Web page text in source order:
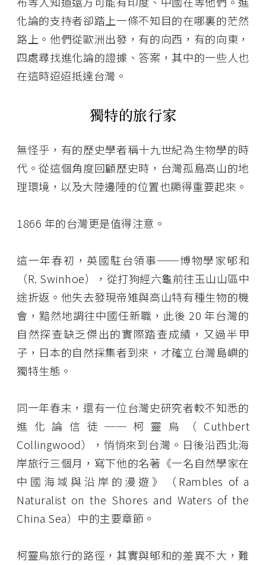
化論的支持者卻踏上一條不知目的在哪裏的茫然
路上。他們從歐洲出發，有的向西，有的向東，
四處尋找進化論的證據、答案，其中的一些人也
在這時迢迢抵達台灣。
獨特的旅行家
無怪乎，有的歷史學者稱十九世紀為生物學的時
代。從這個角度回顧歷史時，台灣孤島高山的地
理環境，以及大陸邊陲的位置也顯得重要起來。
1866 年的台灣更是值得注意。
這一年春初，英國駐台領事──博物學家郇和
（R. Swinhoe），從打狗經六龜前往玉山山區中
途折返。他失去發現帝雉與高山特有種生物的機
會，黯然地調往中國任新職，此後 20 年台灣的
自然探查缺乏傑出的實際踏查成績，又過半甲
子，日本的自然採集者到來，才確立台灣島嶼的
獨特生態。
同一年春末，還有一位台灣史研究者較不知悉的
進化論信徒──柯靈烏（Cuthbert
Collingwood），悄悄來到台灣。日後沿西北海
岸旅行三個月，寫下他的名著《一名自然學家在
中國海域與沿岸的漫遊》（Rambles of a
Naturalist on the Shores and Waters of the
China Sea）中的主要章節。
柯靈烏旅行的路徑，其實與郇和的差異不大，難